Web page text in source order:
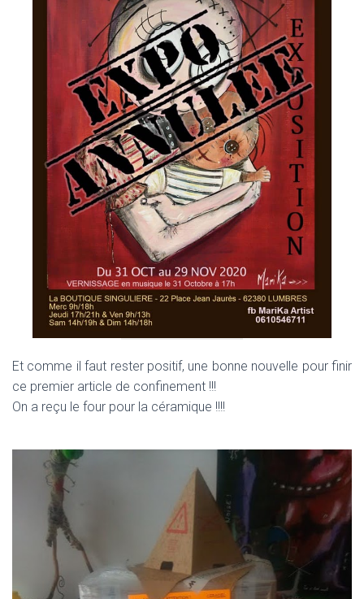
Et comme il faut rester positif, une bonne nouvelle pour finir
ce premier article de confinement !!!
On a reçu le four pour la céramique !!!!